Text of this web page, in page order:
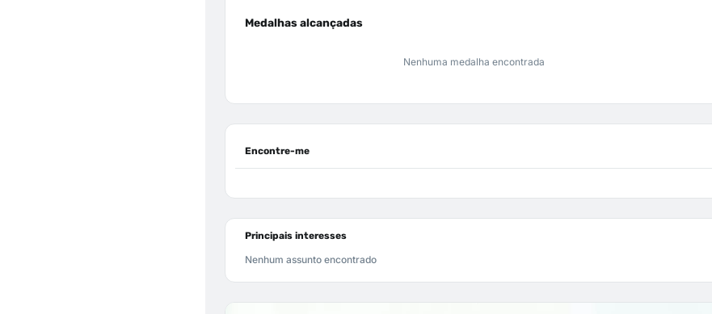
Medalhas alcançadas
Nenhuma medalha encontrada
Encontre-me
Principais interesses
Nenhum assunto encontrado